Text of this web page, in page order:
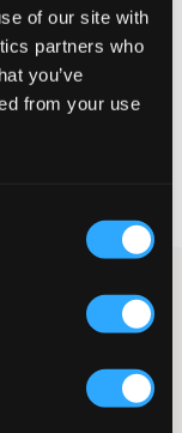
of our site with
partners who
you’ve
from your use
twee zakken.